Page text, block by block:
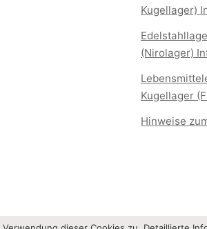
Kugellager)
(Nirolager)
Kugellager
Hinweise